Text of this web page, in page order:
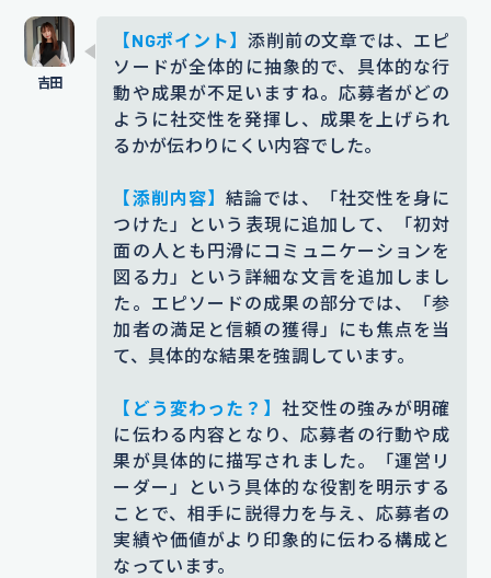
う漠然とした表現に「初対面の人とも円滑にコミ
ュニケーションを図れること」という具体的な文
言を追加しました。これにより、応募者の強みが
明確に伝わります。
【エピソード】 大学で私は音楽サー
クルに所属していました。その中
で、ライブイベントの運営チームに
加わり、仲間たちと一緒に活動を進
めました。リーダーを務め、仲間や
協力者との連携を中心に活動しまし
た。運営には多くのメンバーや協力
者との話し合いが必要で、コミュニ
ケーションを大切にしました。チー
ム内外との調整が欠かせず、積極的
にコミュニケーションを取ることを
心がけました。
【NGポイント】添削前の文章では、エピ
ソードが全体的に抽象的で、具体的な行
動や成果が不足いますね。応募者がどの
ように社交性を発揮し、成果を上げられ
るかが伝わりにくい内容でした。
【添削内容】結論では、「社交性を身に
つけた」という表現に追加して、「初対
面の人とも円滑にコミュニケーションを
図る力」という詳細な文言を追加しまし
た。エピソードの成果の部分では、「参
加者の満足と信頼の獲得」にも焦点を当
て、具体的な結果を強調しています。
【どう変わった？】社交性の強みが明確
に伝わる内容となり、応募者の行動や成
果が具体的に描写されました。「運営リ
ーダー」という具体的な役割を明示する
ことで、相手に説得力を与え、応募者の
実績や価値がより印象的に伝わる構成と
なっています。